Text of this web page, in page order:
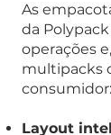
As
da
operações
multipacks
consumidor:
Layout